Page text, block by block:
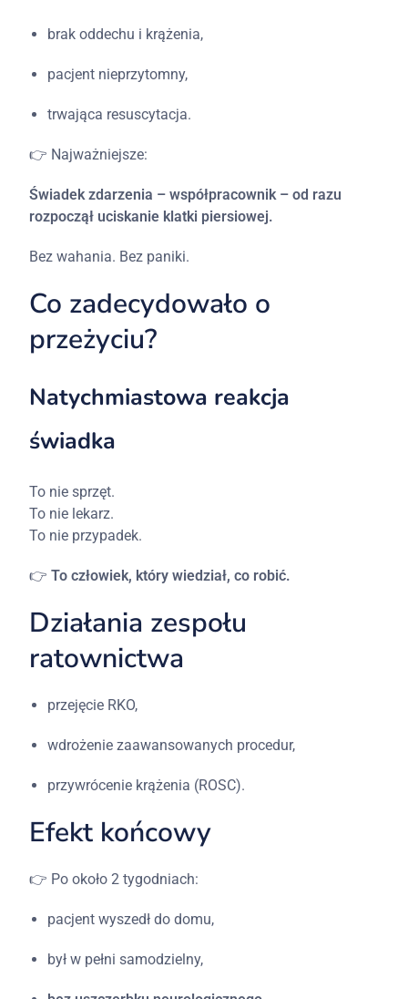
brakoddechu i krążenia,
pacjent nieprzytomny,
trwająca resuscytacja.
👉 Najważniejsze:
Świadekzdarzenia –współpracownik –od razu
rozpoczął uciskanie klatki piersiowej.
Bezwahania. Bez paniki.
Co zadecydowało o
przeżyciu?
Natychmiastowa reakcja
świadka
To niesprzęt.
To nie lekarz.
To nie przypadek.
👉Toczłowiek, którywiedział,co robić.
Działania zespołu
ratownictwa
przejęcie RKO,
wdrożeniezaawansowanych procedur,
przywrócenie krążenia (ROSC).
Efekt końcowy
👉 Pookoło 2tygodniach:
pacjentwyszedłdodomu,
byłw pełnisamodzielny,